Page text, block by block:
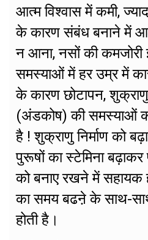
आत्म विश्वास में कमी,
के कारण संबंध बनाने में
न आना, नसों की कमजोरी
समस्याओं में हर उम्र में
के कारण छोटापन,
(अंडकोष) की समस्याओं
है ! शुक्राणु निर्माण को
पुरूषों का स्टेमिना बढ़ाकर
को बनाए रखने में सहायक
का समय बढऩे के साथ-साथ
होती है।